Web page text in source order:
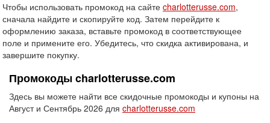
Чтобы использовать промокод на сайте charlotterusse.com,
сначала найдите и скопируйте код. Затем перейдите к
оформлению заказа, вставьте промокод в соответствующее
поле и примените его. Убедитесь, что скидка активирована, и
завершите покупку.
Промокоды charlotterusse.com
Здесь вы можете найти все скидочные промокоды и купоны на
Август и Сентябрь 2026 для charlotterusse.com